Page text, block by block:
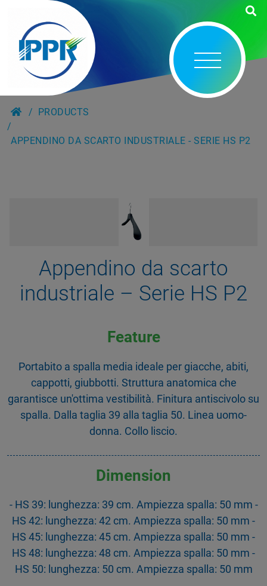
PRODUCTS
APPENDINO DA SCARTO INDUSTRIALE - SERIE HS P2
Appendino da scarto
industriale – Serie HS P2
Feature
Portabito a spalla media ideale per giacche, abiti,
cappotti, giubbotti. Struttura anatomica che
garantisce un'ottima vestibilità. Finitura antiscivolo su
spalla. Dalla taglia 39 alla taglia 50. Linea uomo-
donna. Collo liscio.
Dimension
- HS 39: lunghezza: 39 cm. Ampiezza spalla: 50 mm -
HS 42: lunghezza: 42 cm. Ampiezza spalla: 50 mm -
HS 45: lunghezza: 45 cm. Ampiezza spalla: 50 mm -
HS 48: lunghezza: 48 cm. Ampiezza spalla: 50 mm -
HS 50: lunghezza: 50 cm. Ampiezza spalla: 50 mm